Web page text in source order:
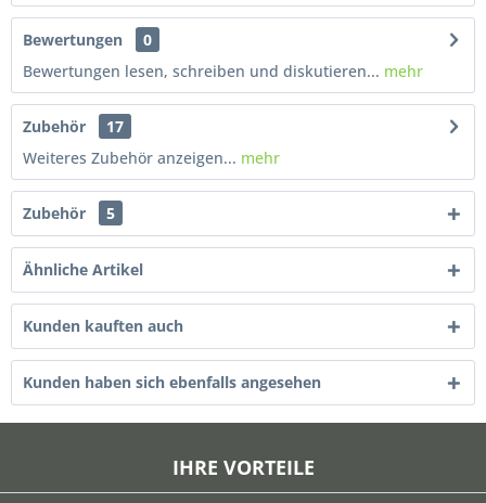
Bewertungen
0
Bewertungen lesen, schreiben und diskutieren... mehr
Zubehör
17
Weiteres Zubehör anzeigen... mehr
Zubehör 5
Ähnliche Artikel
Kunden kauften auch
Kunden haben sich ebenfalls angesehen
IHRE VORTEILE